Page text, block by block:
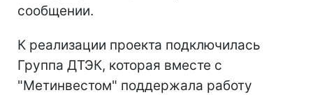
сообщении.
К реализации проекта подключилась
Группа ДТЭК, которая вместе с
"Метинвестом" поддержала работу